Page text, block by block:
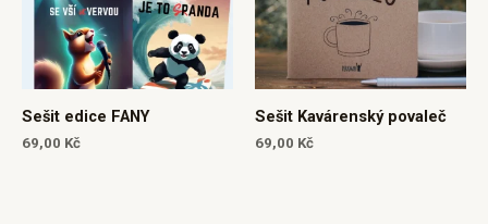
Sešit edice FANY
69,00 Kč
Sešit Kavárenský povaleč
69,00 Kč